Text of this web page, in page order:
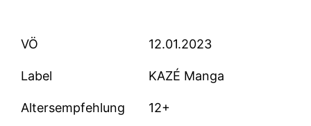
VÖ 12.01.2023
Label KAZÉ Manga
Altersempfehlung 12+